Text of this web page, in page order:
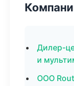
Дилер-
и
ООО